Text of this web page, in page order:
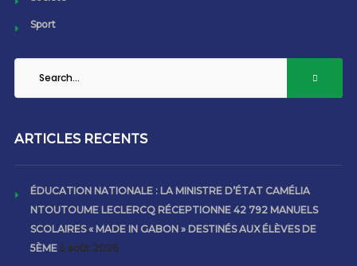
Sport
ARTICLES RECENTS
ÉDUCATION NATIONALE : LA MINISTRE D’ÉTAT CAMÉLIA
NTOUTOUME LECLERCQ RÉCEPTIONNE 42 792 MANUELS
SCOLAIRES « MADE IN GABON » DESTINÉS AUX ÉLÈVES DE
5ÈME 5 août 2026